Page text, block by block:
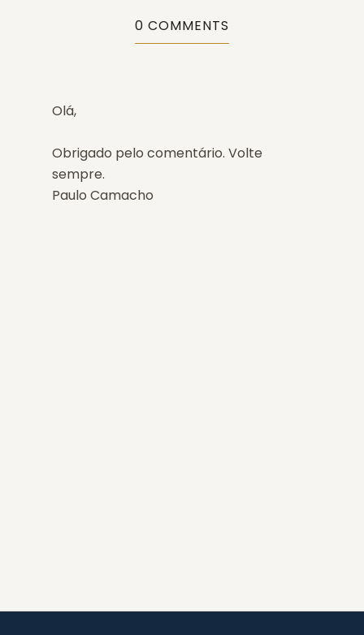
0 COMMENTS
Olá,
Obrigado pelo comentário. Volte
sempre.
Paulo Camacho